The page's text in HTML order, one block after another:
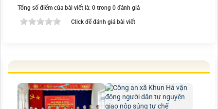
Tổng số điểm của bài viết là: 0 trong 0 đánh giá
Click để đánh giá bài viết